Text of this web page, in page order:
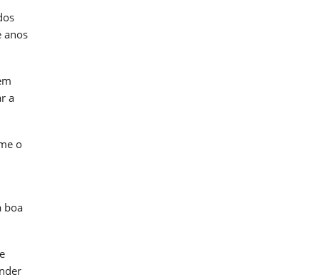
anos
a
o
boa